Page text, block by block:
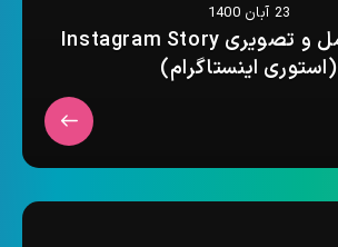
23 آبان 1400
راهنمای کامل و تصویری Instagram Story
(استوری اینستاگرام)